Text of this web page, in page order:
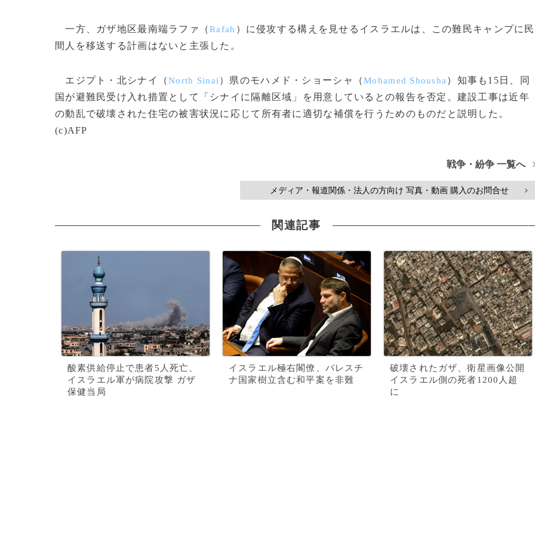
一方、ガザ地区最南端ラファ（Rafah ）に侵攻する構えを見せるイスラエルは、この難民キャンプに民
間人を移送する計画はないと主張した。
エジプト・北シナイ（North Sinai ）県のモハメド・ショーシャ（Mohamed Shousha ）知事も15日、同
国が避難民受け入れ措置として「シナイに隔離区域」を用意しているとの報告を否定。建設工事は近年
の動乱で破壊された住宅の被害状況に応じて所有者に適切な補償を行うためのものだと説明した。
(c)AFP
戦争・紛争 一覧へ
メディア・報道関係・法人の方向け 写真・動画 購入のお問合せ >
関連記事
酸素供給停止で患者5人死亡、
イスラエル軍が病院攻撃 ガザ
保健当局
イスラエル極右閣僚、パレスチ
ナ国家樹立含む和平案を非難
破壊されたガザ、衛星画像公開
イスラエル側の死者1200人超
に